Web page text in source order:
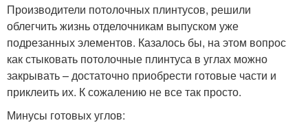
Производители потолочных плинтусов, решили
облегчить жизнь отделочникам выпуском уже
подрезанных элементов. Казалось бы, на этом вопрос
как стыковать потолочные плинтуса в углах можно
закрывать – достаточно приобрести готовые части и
приклеить их. К сожалению не все так просто.
Минусы готовых углов: